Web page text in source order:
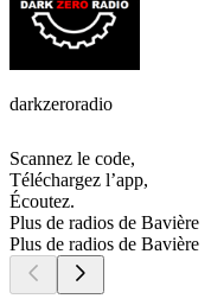
darkzeroradio
Scannez le code,
Téléchargez l’app,
Écoutez.
Plus de radios de Bavière
Plus de radios de Bavière